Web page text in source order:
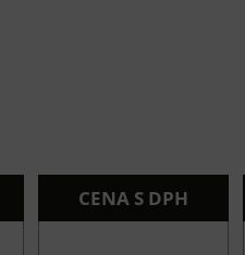
CENA S DPH